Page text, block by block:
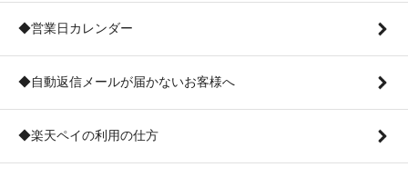
◆営業日カレンダー
◆自動返信メールが届かないお客様へ
◆楽天ペイの利用の仕方